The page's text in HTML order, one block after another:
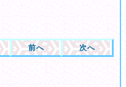
前へ 次へ